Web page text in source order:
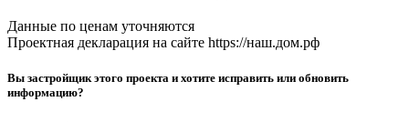
Данные по ценам уточняются
Проектная декларация на сайте https://наш.дом.рф
Вы застройщик этого проекта и хотите исправить или обновить
информацию?